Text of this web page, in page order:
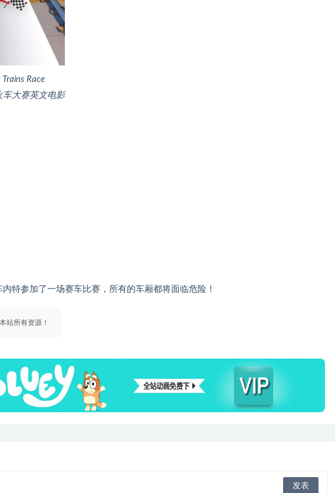
Race
车大赛英文电影
特参加了一场赛车比赛，所有的车厢都将面临危险！
站所有资源！